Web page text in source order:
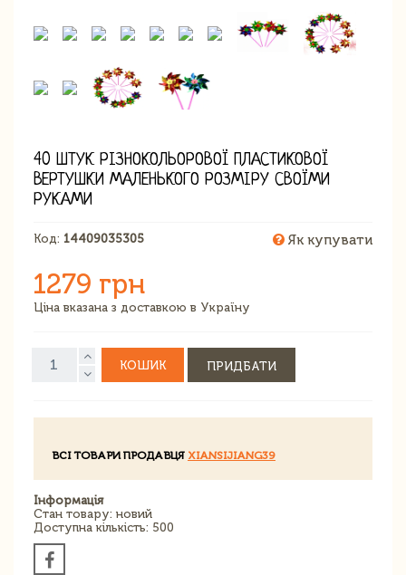
40 ШТУК РІЗНОКОЛЬОРОВОЇ ПЛАСТИКОВОЇ
ВЕРТУШКИ МАЛЕНЬКОГО РОЗМІРУ СВОЇМИ
РУКАМИ
Код: 14409035305 Як купувати
1279 грн
Ціна вказана з доставкою в Україну
КОШИК ПРИДБАТИ
ВСІ ТОВАРИ ПРОДАВЦЯ XIANSIJIANG39
Інформація
Стан товару: новий
Доступна кількість: 500